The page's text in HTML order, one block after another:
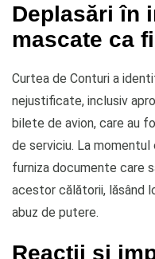
Deplasări în
mascate ca
Curtea de Conturi a
nejustificate, inclusiv
bilete de avion, care au
de serviciu. La
furniza documente care
acestor călătorii, lăsând
abuz de putere.
Reacții și